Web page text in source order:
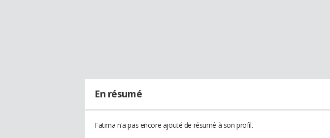
En résumé
Fatima n'a pas encore ajouté de résumé à son profil.